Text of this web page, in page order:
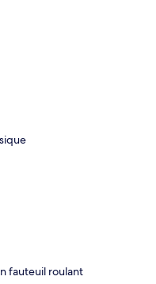
fauteuil roulant